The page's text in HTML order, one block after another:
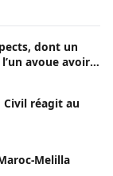
dont un
avoue avoir
Civil réagit au
Melilla